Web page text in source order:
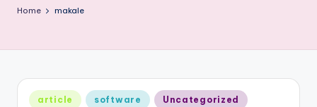
Home makale
Posted
article software Uncategorized